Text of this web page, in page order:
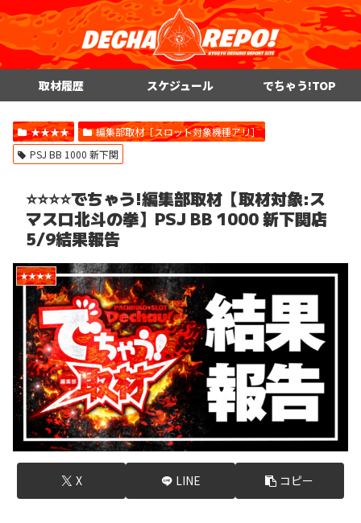
取材履歴 スケジュール でちゃう!TOP
★★★★
編集部取材［スロット対象機種アリ］
PSJ BB 1000 新下関
⭐️⭐️⭐️⭐️でちゃう!編集部取材【取材対象:ス
マスロ北斗の拳】PSJ BB 1000 新下関店
5/9結果報告
★★★★
X LINE コピー